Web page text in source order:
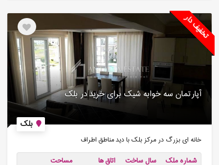
تخفیف دار
آپارتمان سه خوابه شیک برای خرید در بلک
بلک
خانه ای بزرگ در مرکز بلک با دید مناطق اطراف
شماره ملک
سال ساخت
اتاق ها
مساحت